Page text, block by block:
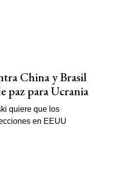
China y Brasil
paz para Ucrania